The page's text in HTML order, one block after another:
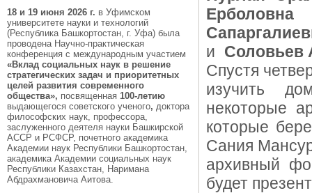
18 и 19 июня 2026 г. в Уфимском
университете науки и технологий
(Республика Башкортостан, г. Уфа) была
проводена Научно-практическая
конференция с международным участием
«Вклад социальных наук в решение
стратегических задач и приоритетных
целей развития современного
общества», посвященная 100-летию
выдающегося советского ученого, доктора
философских наук, профессора,
заслуженного деятеля науки Башкирской
АССР и РСФСР, почетного академика
Академии наук Республики Башкортостан,
академика Академии социальных наук
Республики Казахстан, Наримана
Абдрахмановича Аитова.
и Соловьев
Спустя
изучить
некоторые
которые
Сания
архивный
будет